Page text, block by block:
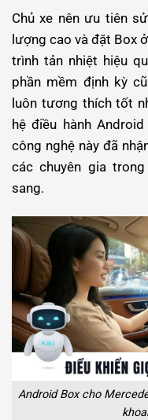
Chủ xe nên ưu tiên
lượng cao và đặt Box
trình tản nhiệt hiệu
phần mềm định kỳ
luôn tương thích tốt
hệ điều hành
công nghệ này đã
các chuyên gia
sang.
Android Box cho